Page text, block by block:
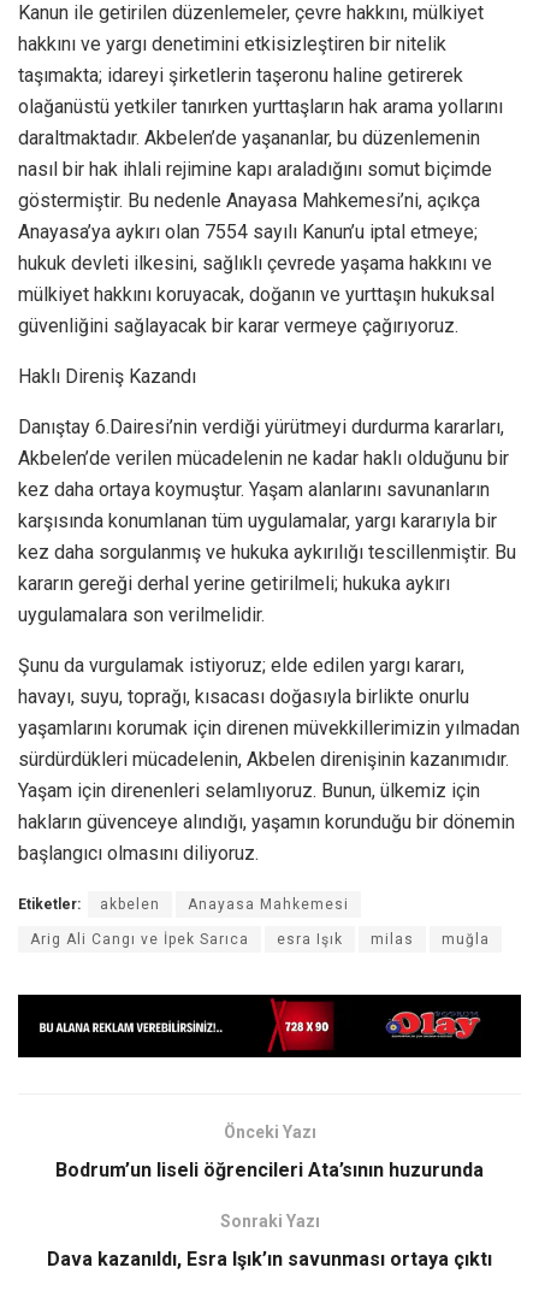
Kanun ile getirilen düzenlemeler, çevre hakkını, mülkiyet
hakkını ve yargı denetimini etkisizleştiren bir nitelik
taşımakta; idareyi şirketlerin taşeronu haline getirerek
olağanüstü yetkiler tanırken yurttaşların hak arama yollarını
daraltmaktadır. Akbelen’de yaşananlar, bu düzenlemenin
nasıl bir hak ihlali rejimine kapı araladığını somut biçimde
göstermiştir. Bu nedenle Anayasa Mahkemesi’ni, açıkça
Anayasa’ya aykırı olan 7554 sayılı Kanun’u iptal etmeye;
hukuk devleti ilkesini, sağlıklı çevrede yaşama hakkını ve
mülkiyet hakkını koruyacak, doğanın ve yurttaşın hukuksal
güvenliğini sağlayacak bir karar vermeye çağırıyoruz.
Haklı Direniş Kazandı
Danıştay 6.Dairesi’nin verdiği yürütmeyi durdurma kararları,
Akbelen’de verilen mücadelenin ne kadar haklı olduğunu bir
kez daha ortaya koymuştur. Yaşam alanlarını savunanların
karşısında konumlanan tüm uygulamalar, yargı kararıyla bir
kez daha sorgulanmış ve hukuka aykırılığı tescillenmiştir. Bu
kararın gereği derhal yerine getirilmeli; hukuka aykırı
uygulamalara son verilmelidir.
Şunu da vurgulamak istiyoruz; elde edilen yargı kararı,
havayı, suyu, toprağı, kısacası doğasıyla birlikte onurlu
yaşamlarını korumak için direnen müvekkillerimizin yılmadan
sürdürdükleri mücadelenin, Akbelen direnişinin kazanımıdır.
Yaşam için direnenleri selamlıyoruz. Bunun, ülkemiz için
hakların güvenceye alındığı, yaşamın korunduğu bir dönemin
başlangıcı olmasını diliyoruz.
Etiketler: akbelen Anayasa Mahkemesi
Arig Ali Cangı ve İpek Sarıca esra Işık milas muğla
Önceki Yazı
Bodrum’un liseli öğrencileri Ata’sının huzurunda
Sonraki Yazı
Dava kazanıldı, Esra Işık’ın savunması ortaya çıktı